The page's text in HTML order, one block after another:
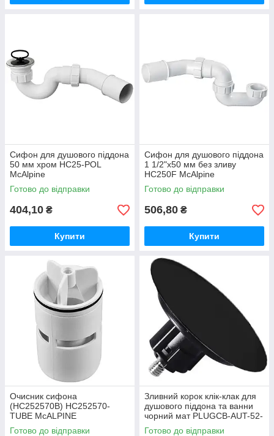
Сифон для душового піддона
50 мм хром HC25-POL
McAlpine
Готово до відправки
404,10 ₴
Купити
Сифон для душового піддона
1 1/2"x50 мм без зливу
HC250F McAlpine
Готово до відправки
506,80 ₴
Купити
Очисник сифона
(HC252570B) HC252570-
TUBE McALPINE
Готово до відправки
Зливний корок клік-клак для
душового піддона та ванни
чорний мат PLUGCB-AUT-52-
MB McAlpine
Готово до відправки